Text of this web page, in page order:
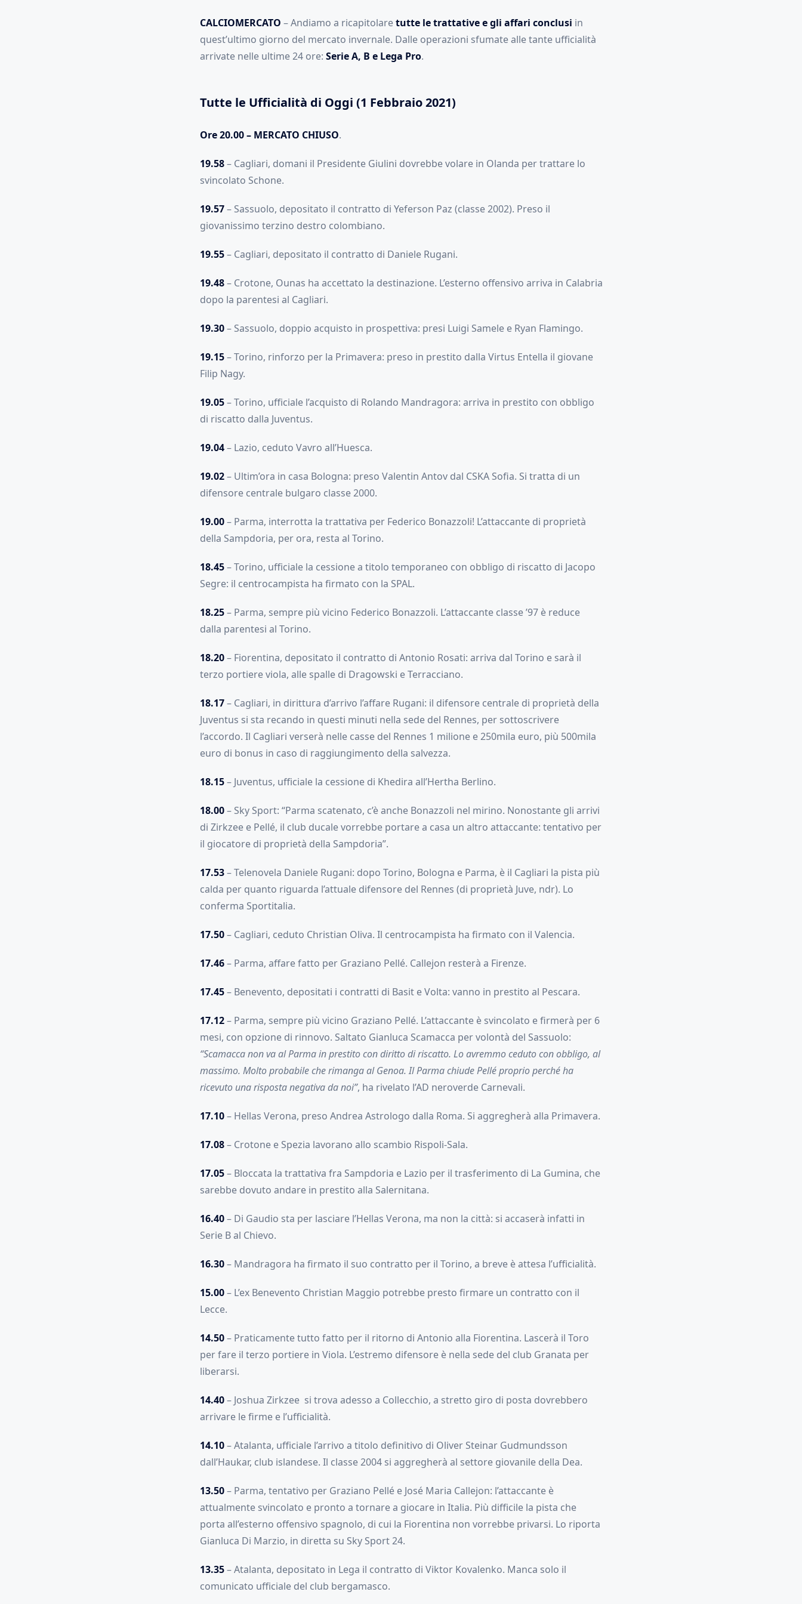
CALCIOMERCATO – Andiamo a ricapitolaretutte le trattative e gli affari conclusi in
quest’ultimo giorno del mercato invernale. Dalle operazioni sfumate alle tante ufficialità
arrivate nelle ultime 24 ore: Serie A, B e Lega Pro.
Tutte le Ufficialità di Oggi (1 Febbraio 2021)
Ore 20.00 – MERCATO CHIUSO.
19.58– Cagliari, domani il Presidente Giulini dovrebbe volare in Olanda per trattare lo
svincolato Schone.
19.57– Sassuolo, depositato il contratto di Yeferson Paz (classe 2002). Preso il
giovanissimo terzino destro colombiano.
19.55– Cagliari, depositato il contratto di Daniele Rugani.
19.48– Crotone, Ounas ha accettato la destinazione. L’esterno offensivo arriva in Calabria
dopo la parentesi al Cagliari.
19.30– Sassuolo, doppio acquisto in prospettiva: presi Luigi Samele e Ryan Flamingo.
19.15– Torino, rinforzo per la Primavera: preso in prestito dalla Virtus Entella il giovane
Filip Nagy.
19.05– Torino, ufficiale l’acquisto di Rolando Mandragora: arriva in prestito con obbligo
di riscatto dalla Juventus.
19.04– Lazio, ceduto Vavro all’Huesca.
19.02– Ultim’ora in casa Bologna: preso Valentin Antov dal CSKA Sofia. Si tratta di un
difensore centrale bulgaro classe 2000.
19.00– Parma, interrotta la trattativa per Federico Bonazzoli! L’attaccante di proprietà
della Sampdoria, per ora, resta al Torino.
18.45– Torino, ufficiale la cessione a titolo temporaneo con obbligo di riscatto di Jacopo
Segre: il centrocampista ha firmato con la SPAL.
18.25– Parma, sempre più vicino Federico Bonazzoli. L’attaccante classe ’97 è reduce
dalla parentesi al Torino.
18.20– Fiorentina, depositato il contratto di Antonio Rosati: arriva dal Torino e sarà il
terzo portiere viola, alle spalle di Dragowski e Terracciano.
18.17– Cagliari, in dirittura d’arrivo l’affare Rugani: il difensore centrale di proprietà della
Juventus si sta recando in questi minuti nella sede del Rennes, per sottoscrivere
l’accordo. Il Cagliari verserà nelle casse del Rennes 1 milione e 250mila euro, più 500mila
euro di bonus in caso di raggiungimento della salvezza.
18.15– Juventus, ufficiale la cessione di Khedira all’Hertha Berlino.
18.00– Sky Sport: “Parma scatenato, c’è anche Bonazzoli nel mirino. Nonostante gli arrivi
di Zirkzee e Pellé, il club ducale vorrebbe portare a casa un altro attaccante: tentativo per
il giocatore di proprietà della Sampdoria”.
17.53– Telenovela Daniele Rugani: dopo Torino, Bologna e Parma, è il Cagliari la pista più
calda per quanto riguarda l’attuale difensore del Rennes (di proprietà Juve, ndr). Lo
conferma Sportitalia.
17.50– Cagliari, ceduto Christian Oliva. Il centrocampista ha firmato con il Valencia.
17.46– Parma, affare fatto per Graziano Pellé. Callejon resterà a Firenze.
17.45– Benevento, depositati i contratti di Basit e Volta: vanno in prestito al Pescara.
17.12– Parma, sempre più vicino Graziano Pellé. L’attaccante è svincolato e firmerà per 6
mesi, con opzione di rinnovo. Saltato Gianluca Scamacca per volontà del Sassuolo:
“Scamacca non va al Parma in prestito con diritto di riscatto. Lo avremmo ceduto con obbligo, al
massimo. Molto probabile che rimanga al Genoa. Il Parma chiude Pellé proprio perché ha
ricevuto una risposta negativa da noi”, ha rivelato l’AD neroverde Carnevali.
17.10– Hellas Verona, preso Andrea Astrologo dalla Roma. Si aggregherà alla Primavera.
17.08– Crotone e Spezia lavorano allo scambio Rispoli-Sala.
17.05– Bloccata la trattativa fra Sampdoria e Lazio per il trasferimento di La Gumina, che
sarebbe dovuto andare in prestito alla Salernitana.
16.40– Di Gaudio sta per lasciare l’Hellas Verona, ma non la città: si accaserà infatti in
Serie B al Chievo.
16.30– Mandragora ha firmato il suo contratto per il Torino, a breve è attesa l’ufficialità.
15.00– L’ex Benevento Christian Maggio potrebbe presto firmare un contratto con il
Lecce.
14.50– Praticamente tutto fatto per il ritorno di Antonio alla Fiorentina. Lascerà il Toro
per fare il terzo portiere in Viola. L’estremo difensore è nella sede del club Granata per
liberarsi.
14.40– Joshua Zirkzee si trova adesso a Collecchio, a stretto giro di posta dovrebbero
arrivare le firme e l’ufficialità.
14.10– Atalanta, ufficiale l’arrivo a titolo definitivo di Oliver Steinar Gudmundsson
dall’Haukar, club islandese. Il classe 2004 si aggregherà al settore giovanile della Dea.
13.50– Parma, tentativo per Graziano Pellé e José Maria Callejon: l’attaccante è
attualmente svincolato e pronto a tornare a giocare in Italia. Più difficile la pista che
porta all’esterno offensivo spagnolo, di cui la Fiorentina non vorrebbe privarsi. Lo riporta
Gianluca Di Marzio, in diretta su Sky Sport 24.
13.35– Atalanta, depositato in Lega il contratto di Viktor Kovalenko. Manca solo il
comunicato ufficiale del club bergamasco.